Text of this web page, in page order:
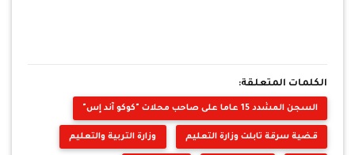
الكلمات المتعلقة:
السجن المشدد 15 عاما على صاحب محلات "كوكو آند إس"
قضية سرقة تابلت وزارة التعليم وزارة التربية والتعليم